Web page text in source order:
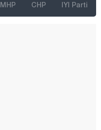
MHP CHP IYI Parti